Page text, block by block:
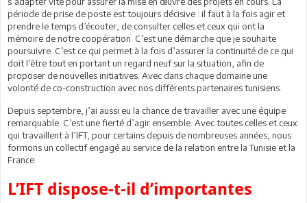
période de prise de poste est toujours décisive : il faut à la fois agir et
prendre le temps d’écouter, de consulter celles et ceux qui ont la
mémoire de notre coopération. C’est une démarche que je souhaite
poursuivre. C’est ce qui permet à la fois d’assurer la continuité de ce qui
doit l’être tout en portant un regard neuf sur la situation, afin de
proposer de nouvelles initiatives. Avec dans chaque domaine une
volonté de co-construction avec nos différents partenaires tunisiens.
Depuis septembre, j’ai aussi eu la chance de travailler avec une équipe
remarquable. C’est une fierté d’agir ensemble. Avec toutes celles et ceux
qui travaillent à l’IFT, pour certains depuis de nombreuses années, nous
formons un collectif engagé au service de la relation entre la Tunisie et la
France.
L’IFT dispose-t-il d’importantes